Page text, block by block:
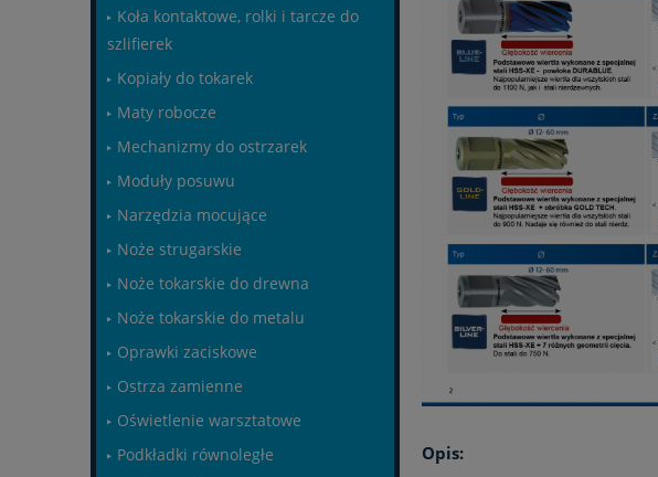
Koła kontaktowe, rolki i tarcze do
szlifierek
Kopiały do tokarek
Maty robocze
Mechanizmy do ostrzarek
Moduły posuwu
Narzędzia mocujące
Noże strugarskie
Noże tokarskie do drewna
Noże tokarskie do metalu
Oprawki zaciskowe
Ostrza zamienne
Oświetlenie warsztatowe
Podkładki równoległe
Opis: